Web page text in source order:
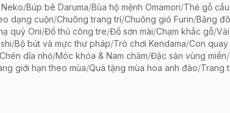
/Búp bê Daruma/Bùa hộ mệnh Omamori/Thẻ gỗ
dạng cuộn/Chuông trang trí/Chuông gió Furin/Băng
quỷ Oni/Đồ thủ công tre/Đồ sơn mài/Chạm khắc gỗ/
/Bộ bút và mực thư pháp/Trò chơi Kendama/Con quay
Chén dĩa nhỏ/Móc khóa & Nam châm/Đặc sản vùng miền/
giới hạn theo mùa/Quà tặng mùa hoa anh đào/Trang